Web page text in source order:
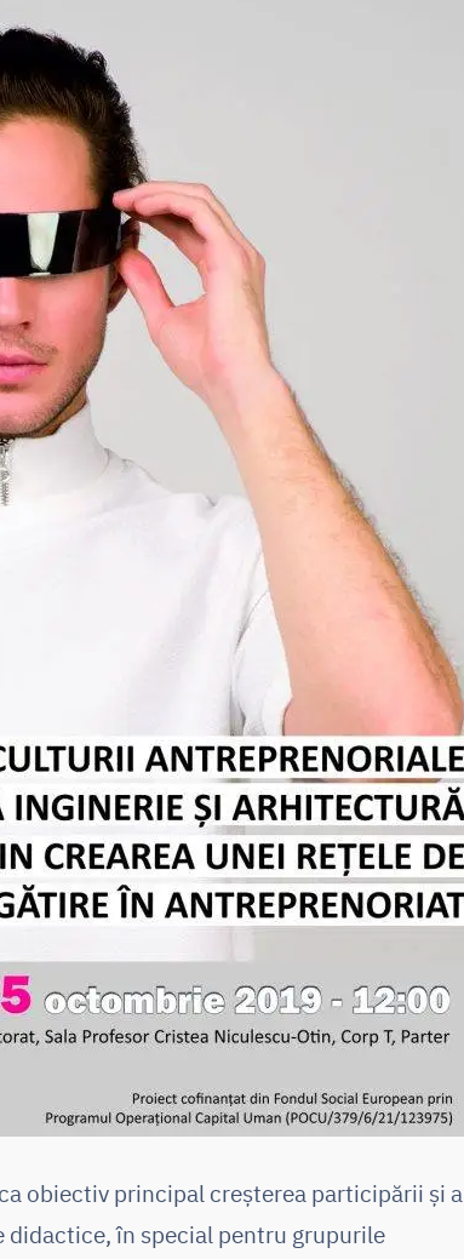
obiectiv principal creșterea participării și a
în special pentru grupurile